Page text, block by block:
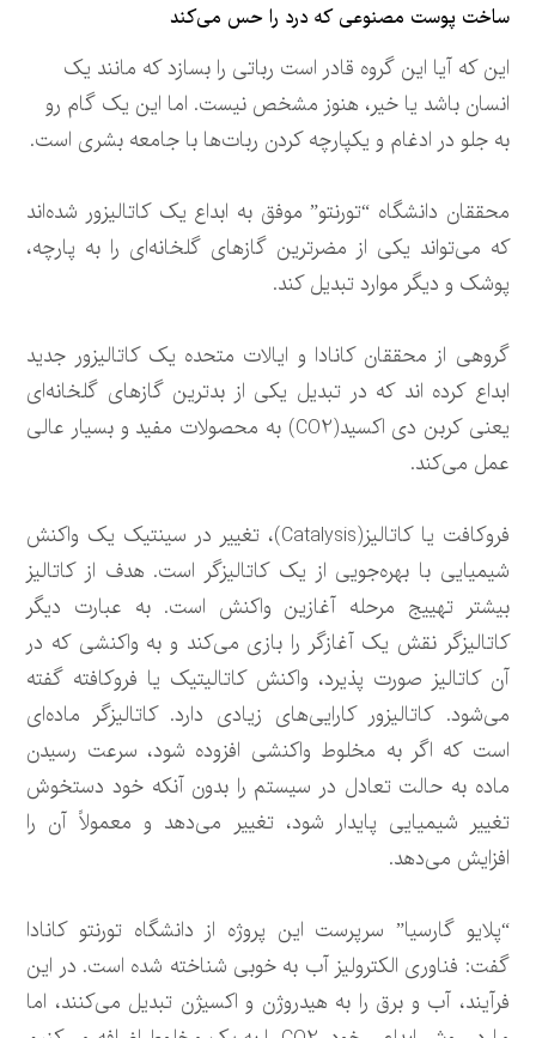
ساخت پوست مصنوعی که درد را حس می‌کند
این که آیا این گروه قادر است رباتی را بسازد که مانند یک
انسان باشد یا خیر، هنوز مشخص نیست. اما این یک گام رو
به جلو در ادغام و یکپارچه کردن ربات‌ها با جامعه بشری است.
محققان دانشگاه “تورنتو” موفق به ابداع یک کاتالیزور شده‌اند
که می‌تواند یکی از مضرترین گازهای گلخانه‌ای را به پارچه،
پوشک و دیگر موارد تبدیل کند.
گروهی از محققان کانادا و ایالات متحده یک کاتالیزور جدید
ابداع کرده اند که در تبدیل یکی از بدترین گازهای گلخانه‌ای
یعنی کربن دی اکسید(CO2) به محصولات مفید و بسیار عالی
عمل می‌کند.
فروکافت یا کاتالیز(Catalysis)، تغییر در سینتیک یک واکنش
شیمیایی با بهره‌جویی از یک کاتالیزگر است. هدف از کاتالیز
بیشتر تهییج مرحله آغازین واکنش است. به عبارت دیگر
کاتالیزگر نقش یک آغازگر را بازی می‌کند و به واکنشی که در
آن کاتالیز صورت پذیرد، واکنش کاتالیتیک یا فروکافته گفته
می‌شود. کاتالیزور کارایی‌های زیادی دارد. کاتالیزگر ماده‌ای
است که اگر به مخلوط واکنشی افزوده شود، سرعت رسیدن
ماده به حالت تعادل در سیستم را بدون آنکه خود دستخوش
تغییر شیمیایی پایدار شود، تغییر می‌دهد و معمولاً آن را
افزایش می‌دهد.
“پلایو گارسیا” سرپرست این پروژه از دانشگاه تورنتو کانادا
گفت: فناوری الکترولیز آب به خوبی شناخته شده است. در این
فرآیند، آب و برق را به هیدروژن و اکسیژن تبدیل می‌کنند، اما